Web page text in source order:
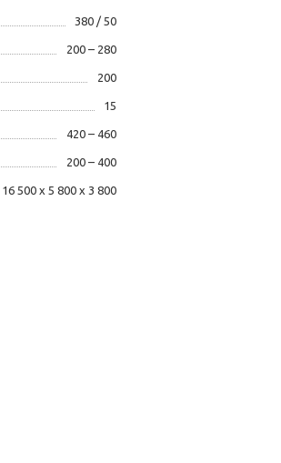
380 / 50
200 – 280
200
15
420 – 460
200 – 400
16 500 х 5 800 х 3 800